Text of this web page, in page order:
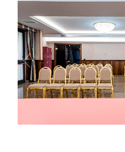
1/1